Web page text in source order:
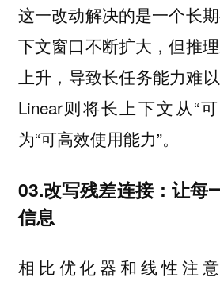
这一改动解决的是一个长
下文窗口不断扩大，但推
上升，导致长任务能力难
Linear则将长上下文从“
为“可高效使用能力”。
03.改写残差连接：让每
信息
相比优化器和线性注